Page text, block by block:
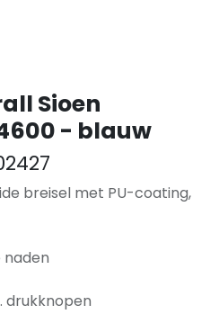
Sioen
- blauw
breisel met PU-coating,
drukknopen